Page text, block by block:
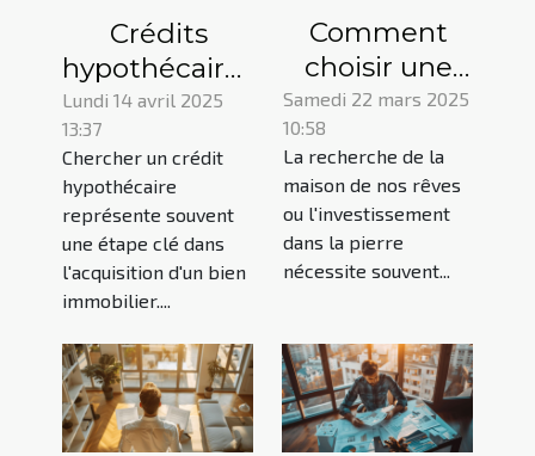
Crédits
hypothécaires
comment
trouver les
taux les plus
bas en
période de
volatilité
Lundi 14 avril 2025
13:37
Chercher un crédit
hypothécaire
représente souvent
une étape clé dans
l'acquisition d'un bien
immobilier....
Comment
choisir une
agence pour
vos projets
immobilier et
financement
Samedi 22 mars 2025
10:58
La recherche de la
maison de nos rêves
ou l'investissement
dans la pierre
nécessite souvent...